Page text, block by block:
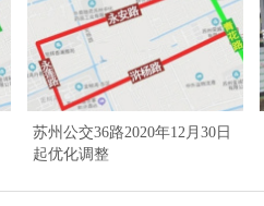
苏州公交36路2020年12月30日
起优化调整